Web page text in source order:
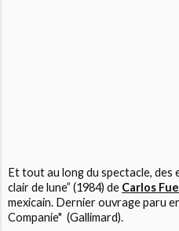
Et tout au long du spectacle, des
clair de lune” (1984) de Carlos
mexicain. Dernier ouvrage paru
Companie" (Gallimard).